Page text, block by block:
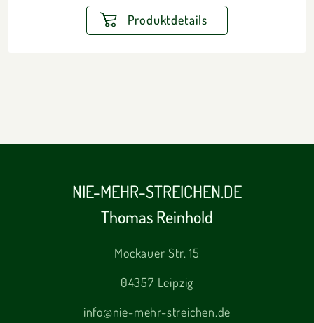
Produktdetails
NIE-MEHR-STREICHEN.DE
Thomas Reinhold
Mockauer Str. 15
04357 Leipzig
info@nie-mehr-streichen.de